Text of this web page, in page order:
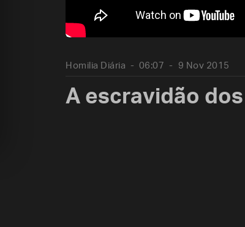
Homilia Diária 06:07 9 Nov 2015
A escravidão